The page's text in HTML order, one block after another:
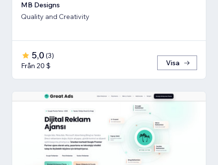
MB Designs
Quality and Creativity
5,0 (3)
Från 20 $
Visa